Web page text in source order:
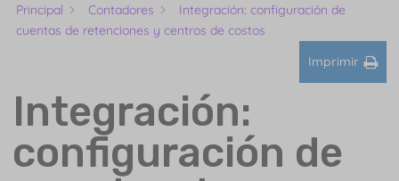
Principal Contadores
Integración: configuración de
cuentas de retenciones y centros de costos
Imprimir
Integración:
configuración de